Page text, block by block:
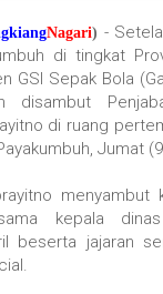
Nagari) -
di tingkat
GSI Sepak Bola
disambut
di ruang
Jumat
menyambut
kepala
beserta jajaran